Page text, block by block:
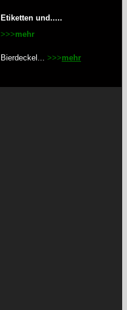
Etiketten und.....
>>>mehr
Bierdeckel... >>>mehr